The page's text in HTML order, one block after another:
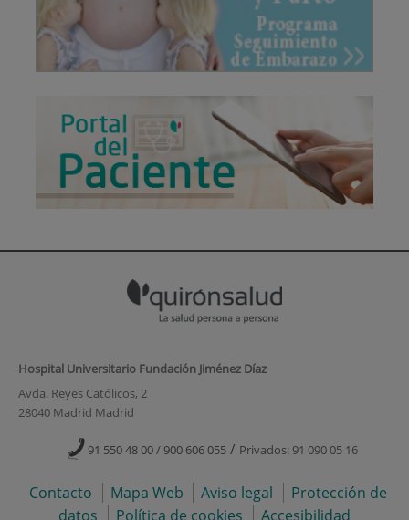
Hospital Universitario Fundación Jiménez Díaz
Avda. Reyes Católicos, 2
28040 Madrid Madrid
91 550 48 00 / 900 606 055 / Privados: 91 090 05 16
Contacto Mapa Web Aviso legal
Protección de
datos
Política de cookies Accesibilidad